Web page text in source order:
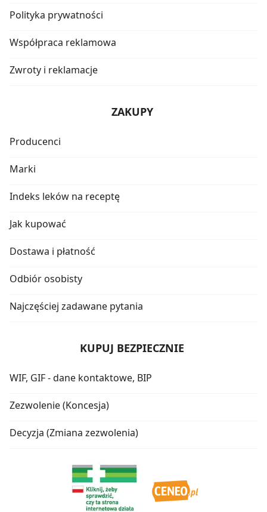
Polityka prywatności
Współpraca reklamowa
Zwroty i reklamacje
ZAKUPY
Producenci
Marki
Indeks leków na receptę
Jak kupować
Dostawa i płatność
Odbiór osobisty
Najczęściej zadawane pytania
KUPUJ BEZPIECZNIE
WIF, GIF - dane kontaktowe, BIP
Zezwolenie (Koncesja)
Decyzja (Zmiana zezwolenia)